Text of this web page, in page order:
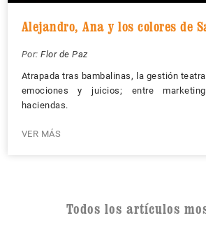
Alejandro, Ana y los colores de
Por: Flor de Paz
Atrapada tras bambalinas, la gestión
emociones y juicios; entre
haciendas.
VER MÁS
Todos los artículos